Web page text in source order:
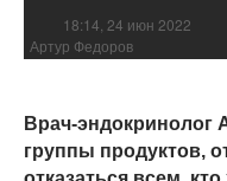
18:14, 24 июн 2022
Артур Федоров
Врач-эндокринолог
группы продуктов,